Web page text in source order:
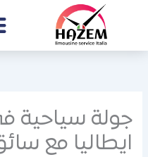
جولة سياحية
ايطاليا مع